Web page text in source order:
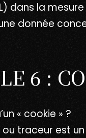
dans la mesure
donnée
6 :
« cookie » ?
ou traceur est